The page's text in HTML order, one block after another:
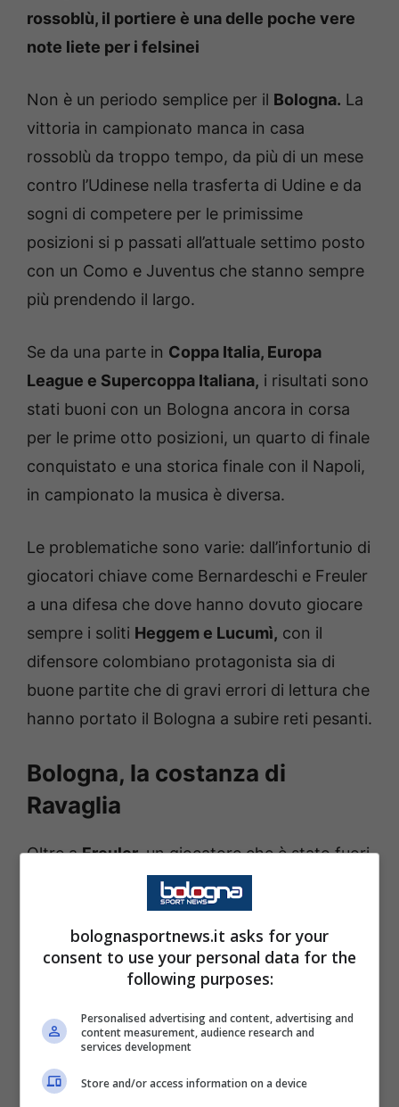
rossoblù, il portiere è una delle poche vere
note liete per i felsinei
Non è un periodo semplice per il Bologna. La
vittoria in campionato manca in casa
rossoblù da troppo tempo, da più di un mese
contro l’Udinese nella trasferta di Udine e da
sogni di competere per le primissime
posizioni si p passati all’attuale settimo posto
con un Como e Juventus che stanno sempre
più prendendo il largo.
Se da una parte in Coppa Italia, Europa
League e Supercoppa Italiana, i risultati sono
stati buoni con un Bologna ancora in corsa
per le prime otto posizioni, un quarto di finale
conquistato e una storica finale con il Napoli,
in campionato la musica è diversa.
Le problematiche sono varie: dall’infortunio di
giocatori chiave come Bernardeschi e Freuler
a una difesa che dove hanno dovuto giocare
sempre i soliti Heggem e Lucumì, con il
difensore colombiano protagonista sia di
buone partite che di gravi errori di lettura che
hanno portato il Bologna a subire reti pesanti.
Bologna, la costanza di
Ravaglia
Oltre aFreuler,un giocatore che è stato fuori
Skorupski.Al posto del polacco
ex Roma ed Empoli è subentrato
portiere bolognese si è preso sulle spalle la
sua squadra e si è conquistato la fiducia di
vedevano solo una riserva affidabile del
polacco.
bolognasportnews.it asks for your
consent to use your personal data for the
following purposes:
Personalised advertising and content, advertising and
content measurement, audience research and
services development
Store and/or access information on a device